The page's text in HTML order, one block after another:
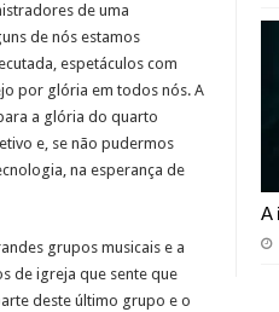
A
de uma
de nós estamos
espetáculos com
por glória em todos nós. A
a glória do quarto
e, se não pudermos
na esperança de
grupos musicais e a
de igreja que sente que
deste último grupo e o